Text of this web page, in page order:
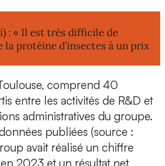
: « Il est très difficile de
la protéine d’insectes à un prix
comprend 40
entre les activités de R&D et
administratives du groupe.
publiées (source :
avait réalisé un chiffre
2023 et un résultat net